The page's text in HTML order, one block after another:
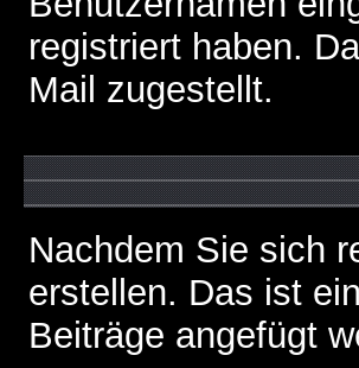
registriert haben.
Mail zugestellt.
Nachdem Sie sich
erstellen. Das ist
Beiträge angefügt